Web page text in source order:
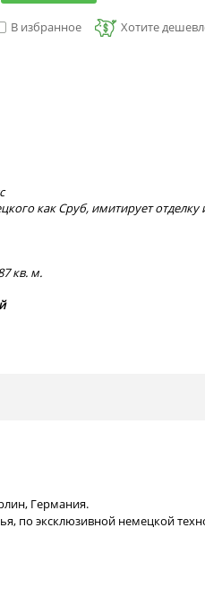
В избранное Хотите
как Сруб, имитирует
кв. м.
Германия.
по эксклюзивной немецкой